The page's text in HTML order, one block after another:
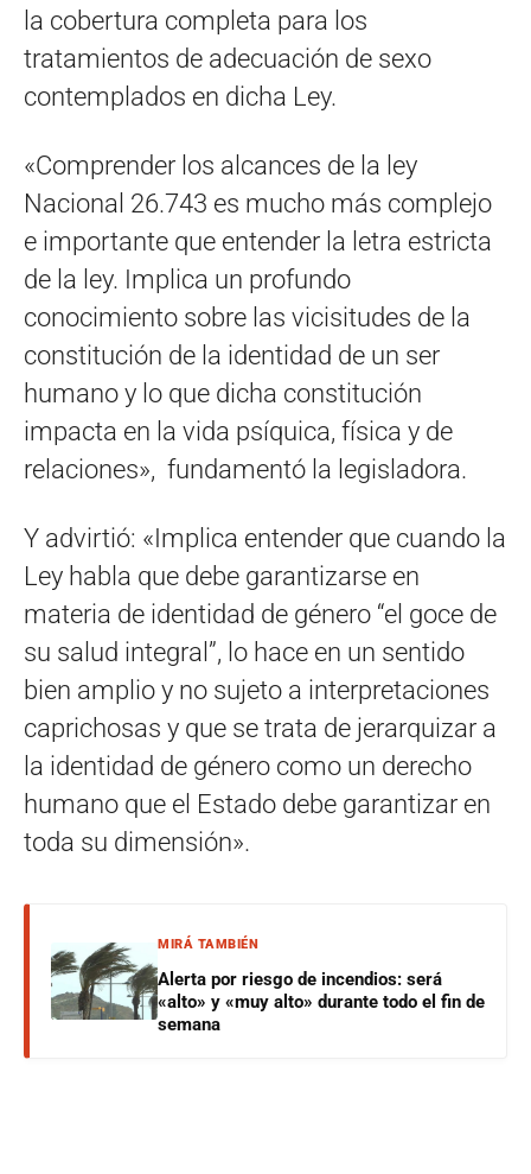
la cobertura completa para los
tratamientos de adecuación de sexo
contemplados en dicha Ley.
«Comprender los alcances de la ley
Nacional 26.743 es mucho más complejo
e importante que entender la letra estricta
de la ley. Implica un profundo
conocimiento sobre las vicisitudes de la
constitución de la identidad de un ser
humano y lo que dicha constitución
impacta en la vida psíquica, física y de
relaciones», fundamentó la legisladora.
Y advirtió: «Implica entender que cuando la
Ley habla que debe garantizarse en
materia de identidad de género “el goce de
su salud integral”, lo hace en un sentido
bien amplio y no sujeto a interpretaciones
caprichosas y que se trata de jerarquizar a
la identidad de género como un derecho
humano que el Estado debe garantizar en
toda su dimensión».
MIRÁ TAMBIÉN
Alerta por riesgo de incendios: será
«alto» y «muy alto» durante todo el fin de
semana